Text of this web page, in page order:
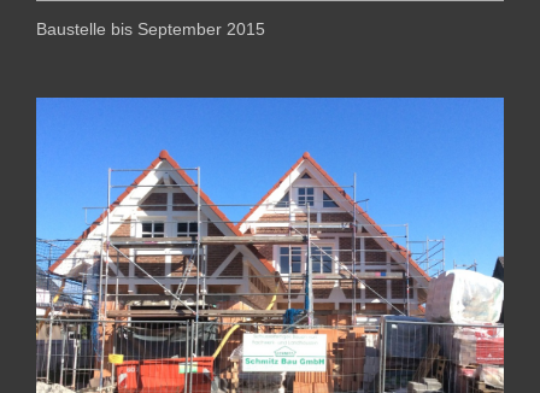
Baustelle bis September 2015